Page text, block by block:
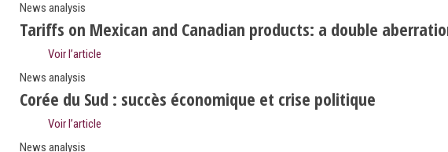
News analysis
Tariffs on Mexican and Canadian products: a double
Voir l’article
News analysis
Corée du Sud : succès économique et crise politique
Voir l’article
News analysis